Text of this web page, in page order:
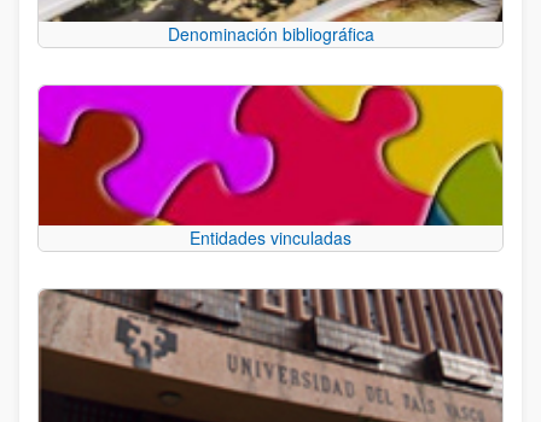
Denominación bibliográfica
Entidades vinculadas